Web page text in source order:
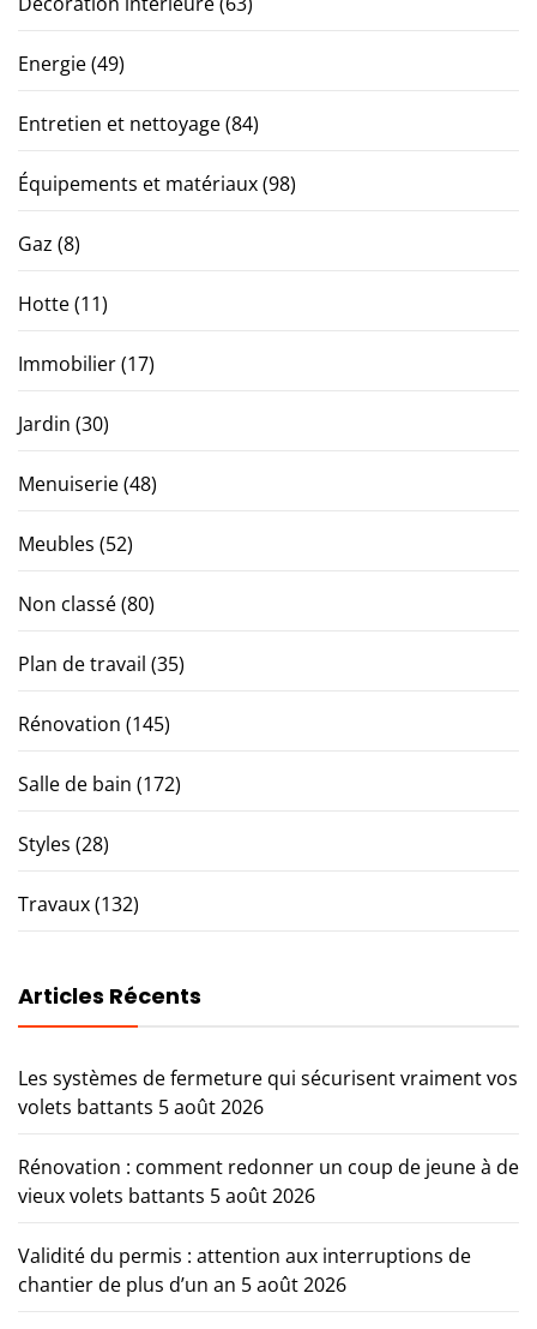
Energie(49)
Entretien et nettoyage(84)
Équipements et matériaux(98)
Gaz (8)
Hotte(11)
Immobilier(17)
Jardin (30)
Menuiserie(48)
Meubles (52)
Non classé(80)
Plan de travail (35)
Rénovation (145)
Salle de bain (172)
Styles (28)
Travaux(132)
Articles Récents
Les systèmes de fermeture qui sécurisent vraiment vos
volets battants 5 août 2026
Rénovation : comment redonner un coup de jeune à de
vieux volets battants 5 août 2026
Validité du permis : attention aux interruptions de
chantier de plus d’un an 5 août 2026